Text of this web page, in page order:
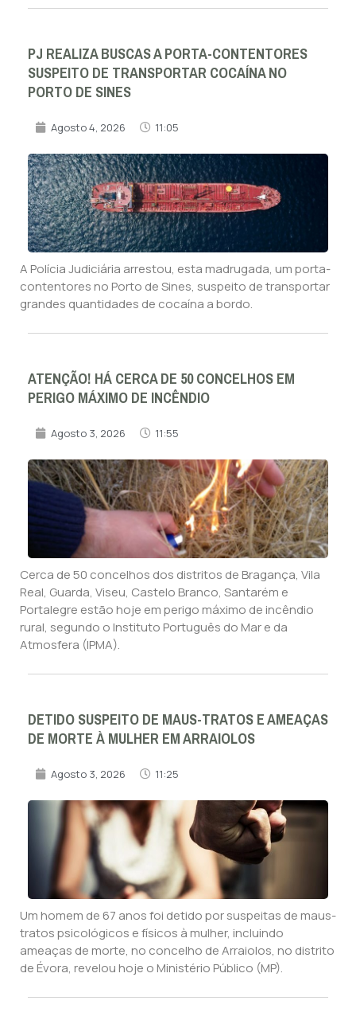
PJ REALIZA BUSCAS A PORTA-CONTENTORES
SUSPEITO DE TRANSPORTAR COCAÍNA NO
PORTO DE SINES
Agosto 4, 2026 11:05
A Polícia Judiciária arrestou, esta madrugada, um porta-
contentores no Porto de Sines, suspeito de transportar
grandes quantidades de cocaína a bordo.
ATENÇÃO! HÁ CERCA DE 50 CONCELHOS EM
PERIGO MÁXIMO DE INCÊNDIO
Agosto 3, 2026 11:55
Cerca de 50 concelhos dos distritos de Bragança, Vila
Real, Guarda, Viseu, Castelo Branco, Santarém e
Portalegre estão hoje em perigo máximo de incêndio
rural, segundo o Instituto Português do Mar e da
Atmosfera (IPMA).
DETIDO SUSPEITO DE MAUS-TRATOS E AMEAÇAS
DE MORTE À MULHER EM ARRAIOLOS
Agosto 3, 2026 11:25
Um homem de 67 anos foi detido por suspeitas de maus-
tratos psicológicos e físicos à mulher, incluindo
ameaças de morte, no concelho de Arraiolos, no distrito
de Évora, revelou hoje o Ministério Público (MP).